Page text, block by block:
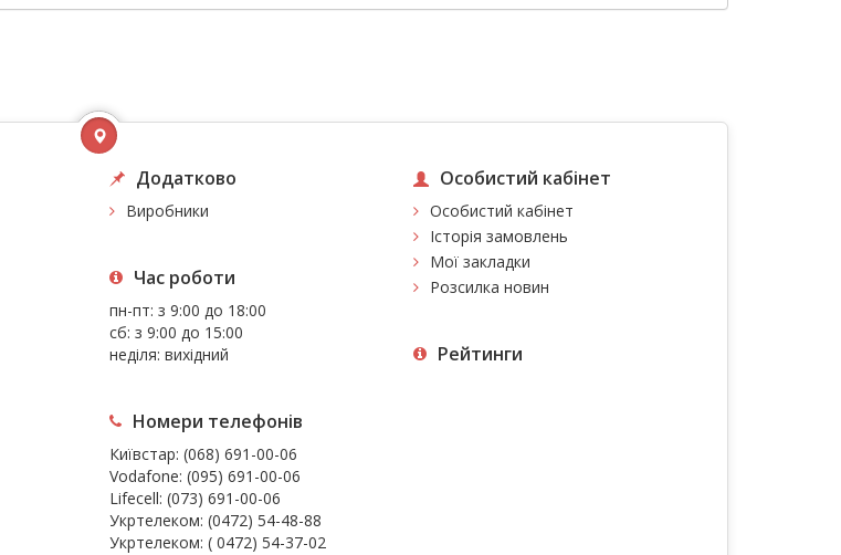
Додатково
Виробники
Час роботи
пн-пт: з 9:00 до 18:00
сб: з 9:00 до 15:00
неділя: вихідний
Номери телефонів
Київстар: (068) 691-00-06
Vodafone: (095) 691-00-06
Lifecell: (073) 691-00-06
Укртелеком: (0472) 54-48-88
Укртелеком: ( 0472) 54-37-02
Особистий кабінет
Особистий кабінет
Історія замовлень
Мої закладки
Розсилка новин
Рейтинги